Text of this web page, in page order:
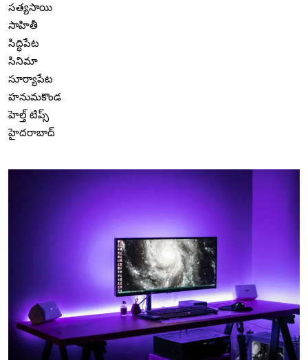
సత్యసాయి
సాహితీ
సిద్ధిపేట
సినిమా
సూర్యాపేట
హనుమకొండ
హెల్త్ టిప్స్
హైదరాబాద్